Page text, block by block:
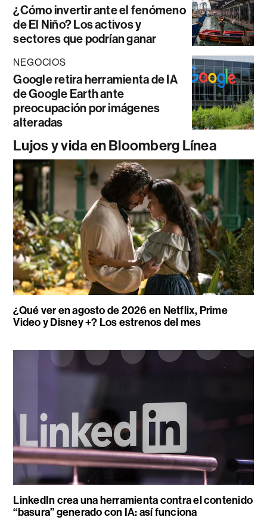
¿Cómo invertir ante el fenómeno
de El Niño? Los activos y
sectores que podrían ganar
NEGOCIOS
Google retira herramienta de IA
de Google Earth ante
preocupación por imágenes
alteradas
Lujos y vida en Bloomberg Línea
¿Qué ver en agosto de 2026 en Netflix, Prime
Video y Disney +? Los estrenos del mes
LinkedIn crea una herramienta contra el contenido
“basura” generado con IA: así funciona